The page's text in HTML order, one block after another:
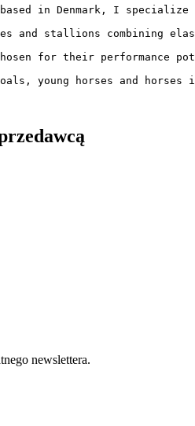
in Denmark, I
and stallions combining
for their performance
young horses and
newslettera.